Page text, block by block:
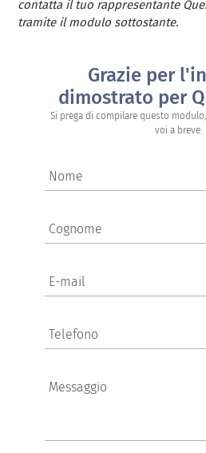
contatta il tuo rappresentante
tramite il modulo sottostante.